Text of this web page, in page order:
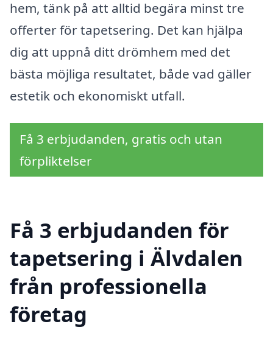
hem, tänk på att alltid begära minst tre
offerter för tapetsering. Det kan hjälpa
dig att uppnå ditt drömhem med det
bästa möjliga resultatet, både vad gäller
estetik och ekonomiskt utfall.
Få 3 erbjudanden, gratis och utan
förpliktelser
Få 3 erbjudanden för
tapetsering i Älvdalen
från professionella
företag